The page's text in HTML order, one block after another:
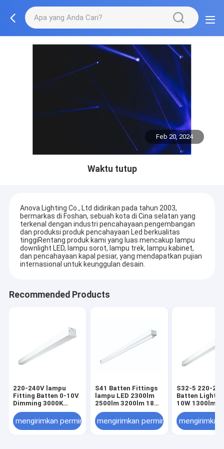
Feb 20, 2024
Waktu tutup
Anova Lighting Co., Ltd didirikan pada tahun 2003,
bermarkas di Foshan, sebuah kota di Cina selatan yang
terkenal dengan industri pencahayaan.pengembangan
dan produksi produk pencahayaan Led berkualitas
tinggiRentang produk kami yang luas mencakup lampu
downlight LED, lampu sorot, lampu trek, lampu kabinet,
dan pencahayaan kapal pesiar, yang mendapatkan pujian
internasional untuk keunggulan desain.
Recommended Products
220-240V lampu
Fitting Batten 0-10V
Dimming 3000K
4000K 5700K
mengirimkan permintaan
S41 Batten Fittings
lampu LED 2300lm
2500lm 3200lm 18W
20W 25W
mengirimkan permintaan
S32-5 220-
Batten Light
10W 1300lm
3000K